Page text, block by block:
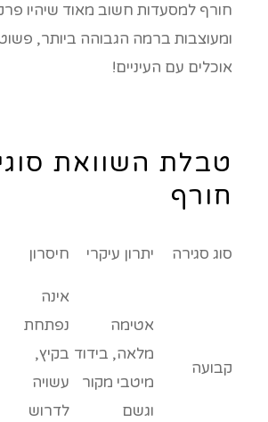
חורף למסעדות חשוב מאוד שיהיו
ומעוצבות ברמה הגבוהה ביותר,
אוכלים עם העיניים!
טבלת השוואת
חורף
סוג סגירה יתרון עיקרי חיסרון
קבועה
אטימה
מלאה, בידוד
מיטבי מקור
וגשם
אינה
נפתחת
בקיץ,
עשויה
לדרוש